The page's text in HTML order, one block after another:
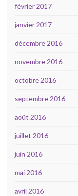
février 2017
janvier 2017
décembre 2016
novembre 2016
octobre 2016
septembre 2016
août 2016
juillet 2016
juin 2016
mai 2016
avril 2016